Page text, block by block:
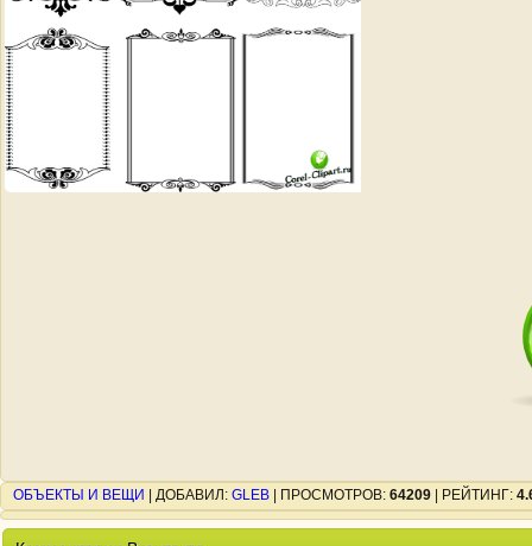
ОБЪЕКТЫ И ВЕЩИ ДОБАВИЛ : GLEB ПРОСМОТРОВ: 64209 РЕЙТИНГ: